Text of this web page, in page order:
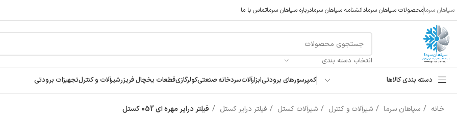
سپاهان سرمامحصولات سپاهان سرمادانشنامه سپاهان سرمادرباره سپاهان سرماتماس با ما
انتخاب دسته بندی
دسته بندی کالاها کمپرسورهای برودتیابزارآلاتسردخانه صنعتیکولرگازیقطعات یخچال فریزرشیرآلات و کنترلتجهیزات برودتی
خانه سپاهان سرما شیرآلات و کنترل شیرآلات کستل فیلتر درایر کستل فیلتر درایر مهره ای 052 کستل